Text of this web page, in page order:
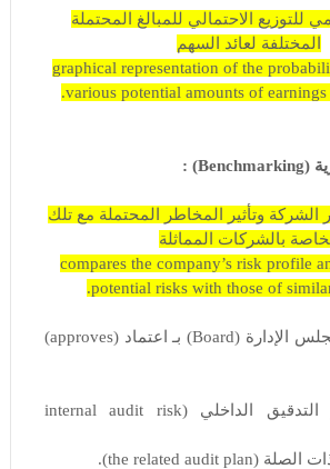
للتوزيع الاحتمالي للمبالغ المحتملة
المختلفة لعائد السهم
graphical representation of the
various potential amounts of earnings
وتأثير المخاطر المحتملة مع تلك
بالشركات المماثلة
compares the company’s risk profile
potential risks with those of
في النهاية يقوم مجلس الإدارة (Board) بـ اعتماد (approves)
1. تقييم مخاطر التدقيق الداخلي (internal audit risk